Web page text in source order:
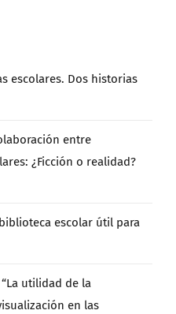
escolares. Dos historias
entre
¿Ficción o realidad?
biblioteca escolar útil para
“La utilidad de la
en las